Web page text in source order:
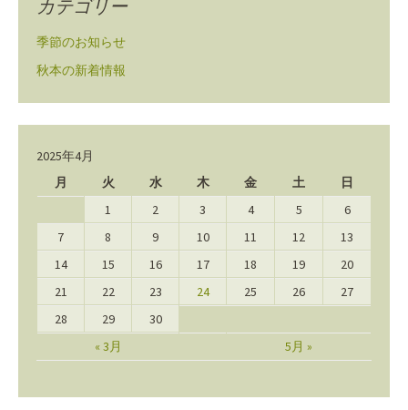
カテゴリー
季節のお知らせ
秋本の新着情報
2025年4月
月
火 水 木 金 土 日
« 3月 5月 »
1 2 3 4 5
6
7
8 9 10 11 12
13
14
15 16 17 18 19
20
21
22 23 24 25 26
27
28
29 30